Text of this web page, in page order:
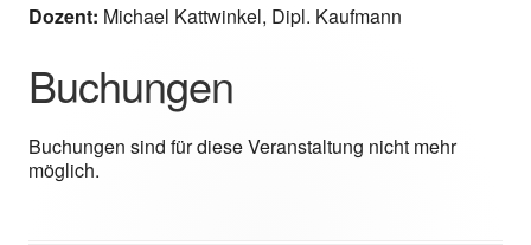
Dozent: Michael Kattwinkel, Dipl. Kaufmann
Buchungen
Buchungen sind für diese Veranstaltung nicht mehr
möglich.